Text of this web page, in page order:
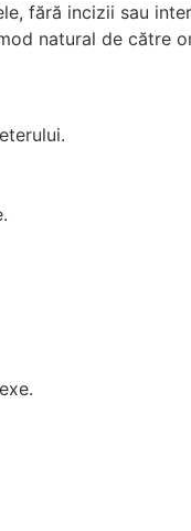
fără incizii sau
natural de către